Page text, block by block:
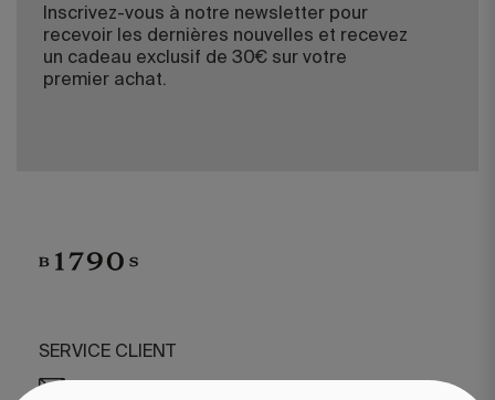
Inscrivez-vous à notre newsletter pour
recevoir les dernières nouvelles et recevez
un cadeau exclusif de 30€ sur votre
premier achat.
SERVICE CLIENT